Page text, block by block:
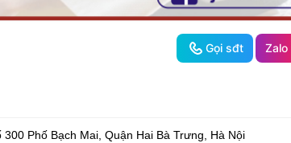
Gọi sđt Zalo
Phố Bạch Mai, Quận Hai Bà Trưng, Hà Nội